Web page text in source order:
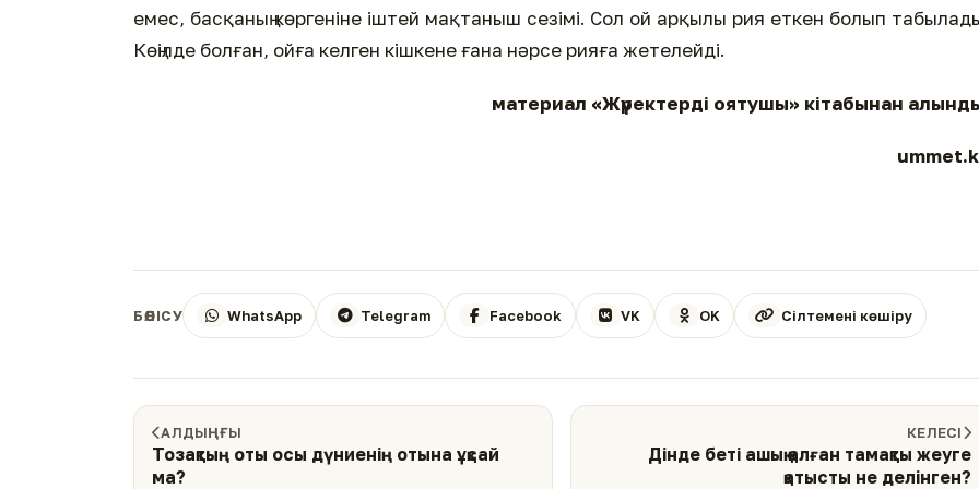
емес, басқаның көргеніне іштей мақтаныш сезімі. Сол ой арқылы рия еткен болып
Көңілде болған, ойға келген кішкене ғана нәрсе рияға жетелейді.
материал «Жүректерді оятушы» кітабынан
БӨЛІСУ WhatsApp Telegram Facebook VK OK Сілтемені көшіру
АЛДЫҢҒЫ
Тозақтың оты осы дүниенің отына ұқсай
ма?
КЕЛЕСІ
Дінде беті ашық қалған тамақты жеуге
қатысты не делінген?